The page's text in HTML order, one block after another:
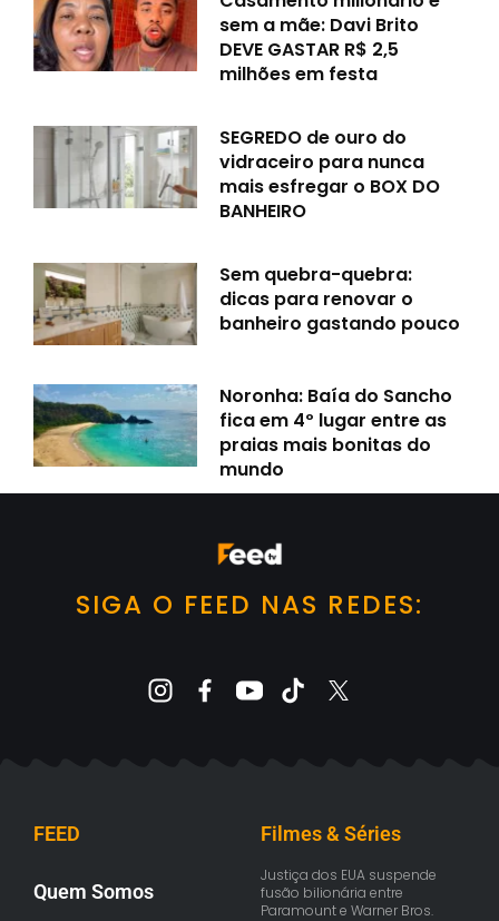
sem a mãe: Davi Brito
DEVE GASTAR R$ 2,5
milhões em festa
SEGREDO de ouro do
vidraceiro para nunca
mais esfregar o BOX DO
BANHEIRO
Sem quebra-quebra:
dicas para renovar o
banheiro gastando pouco
Noronha: Baía do Sancho
fica em 4º lugar entre as
praias mais bonitas do
mundo
SIGA O FEED NAS REDES:
FEED
Quem Somos
Filmes & Séries
Justiça dos EUA suspende
fusão bilionária entre
Paramount e Warner Bros.